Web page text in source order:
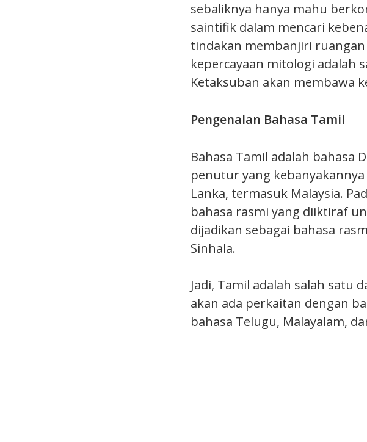
sebaliknya hanya mahu
saintifik dalam mencari
tindakan membanjiri
kepercayaan mitologi adalah
Ketaksuban akan membawa
Pengenalan Bahasa Tamil
Bahasa Tamil adalah bahasa
penutur yang
Lanka, termasuk Malaysia.
bahasa rasmi yang diiktiraf
dijadikan sebagai bahasa
Sinhala.
Jadi, Tamil adalah salah satu
akan ada perkaitan dengan
bahasa Telugu, Malayalam,